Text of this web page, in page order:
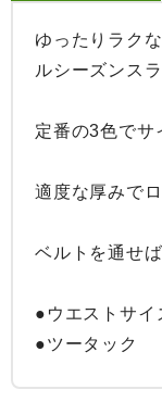
ゆったりラク
ルシーズンスラ
定番の3色でサ
適度な厚みで
ベルトを通せ
●ウエストサ
●ツータック